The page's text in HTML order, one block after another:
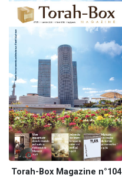
Torah-Box Magazine n°104